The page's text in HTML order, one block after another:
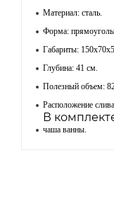
Материал: сталь.
Форма:
Габариты:
Глубина: 41 см.
Полезный объем:
Расположение
В
чаша ванны.